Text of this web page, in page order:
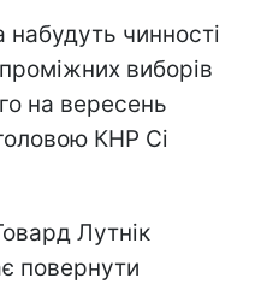
чинності
виборів
на вересень
КНР Сі
Лутнік
повернути